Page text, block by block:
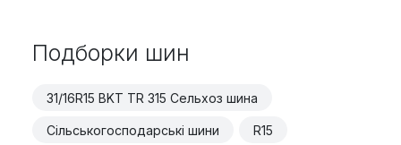
Подборки шин
31/16R15 BKT TR 315 Сельхоз шина
Сільськогосподарські шини R15